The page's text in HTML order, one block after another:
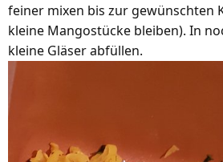
feiner mixen bis zur gewünschten
kleine Mangostücke bleiben). In
kleine Gläser abfüllen.